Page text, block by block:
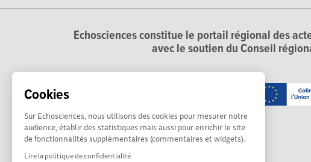
Cookies
Sur Echosciences, nous utilisons des cookies pour mesurer notre
audience, établir des statistiques mais aussi pour enrichir le site
de fonctionnalités supplémentaires (commentaires et widgets).
Lire la politique de confidentialité
Echosciences constitue le portail régional des
avec le soutien du Conseil